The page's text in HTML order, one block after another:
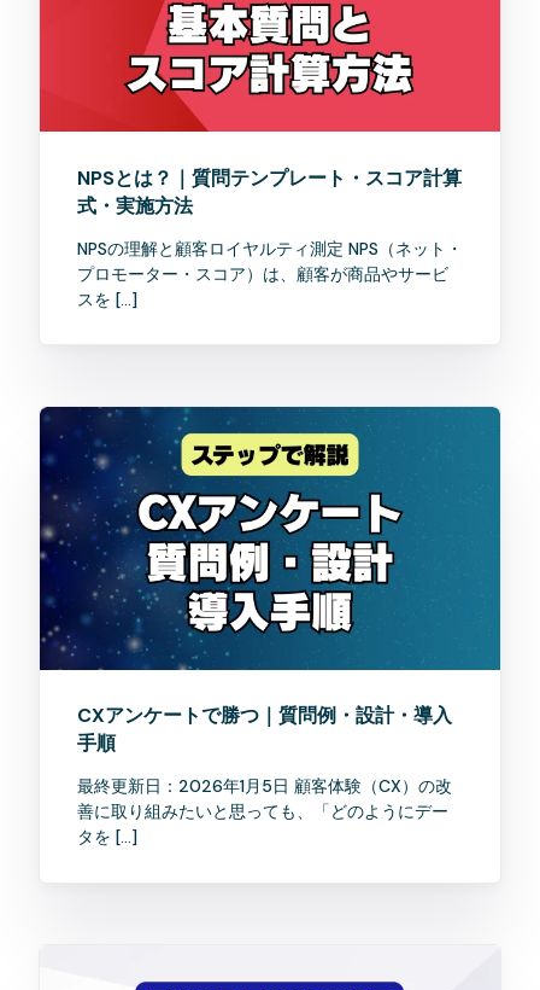
NPSとは？｜質問テンプレート・スコア計算
式・実施方法
NPSの理解と顧客ロイヤルティ測定 NPS（ネット・
プロモーター・スコア）は、顧客が商品やサービ
スを […]
CXアンケートで勝つ｜質問例・設計・導入
手順
最終更新日：2026年1月5日 顧客体験（CX）の改
善に取り組みたいと思っても、「どのようにデー
タを […]